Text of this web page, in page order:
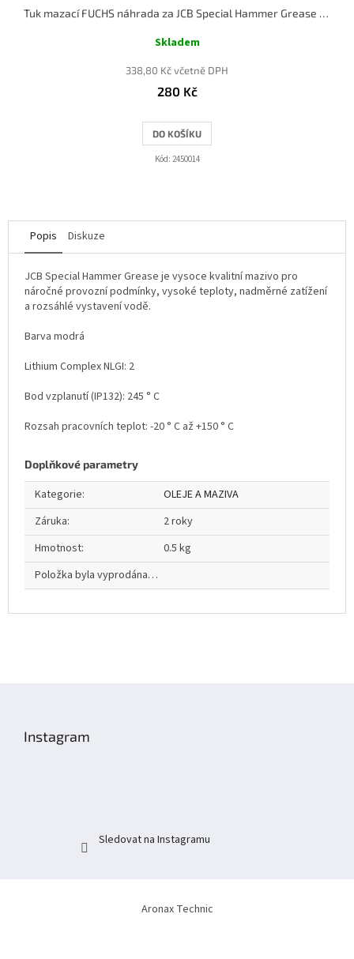
Tuk mazací FUCHS náhrada za JCB Special Hammer Grease 400ml
Skladem
338,80 Kč včetně DPH
280 Kč
DO KOŠÍKU
Kód: 2450014
Popis Diskuze
JCB Special Hammer Grease je vysoce kvalitní mazivo pro
náročné provozní podmínky, vysoké teploty, nadměrné zatížení
a rozsáhlé vystavení vodě.
Barva modrá
Lithium Complex NLGI: 2
Bod vzplanutí (IP132): 245 ° C
Rozsah pracovních teplot: -20 ° C až +150 ° C
Doplňkové parametry
Kategorie:
OLEJE A MAZIVA
Záruka:
2 roky
Hmotnost:
0.5 kg
Položka byla vyprodána…
Instagram
Sledovat na Instagramu
Aronax Technic